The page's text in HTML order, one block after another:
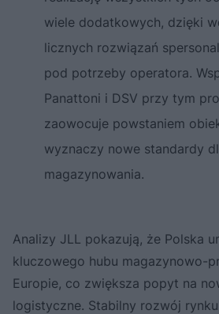
wiele dodatkowych, dzięki
licznych rozwiązań
pod potrzeby operatora.
Panattoni i DSV przy tym
zaowocuje powstaniem
wyznaczy nowe standardy
magazynowania.
Analizy JLL pokazują, że Polska
kluczowego hubu magazynowo-
Europie, co zwiększa popyt na
logistyczne. Stabilny rozwój